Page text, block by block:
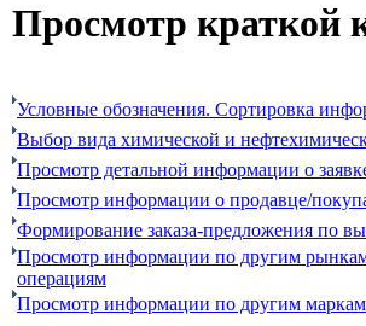
Просмотр краткой
Условные обозначения. Сортировка
Выбор вида химической и
Просмотр детальной информации о
Просмотр информации о продавце/
Формирование заказа-предложения по
Просмотр информации по другим
операциям
Просмотр информации по другим маркам